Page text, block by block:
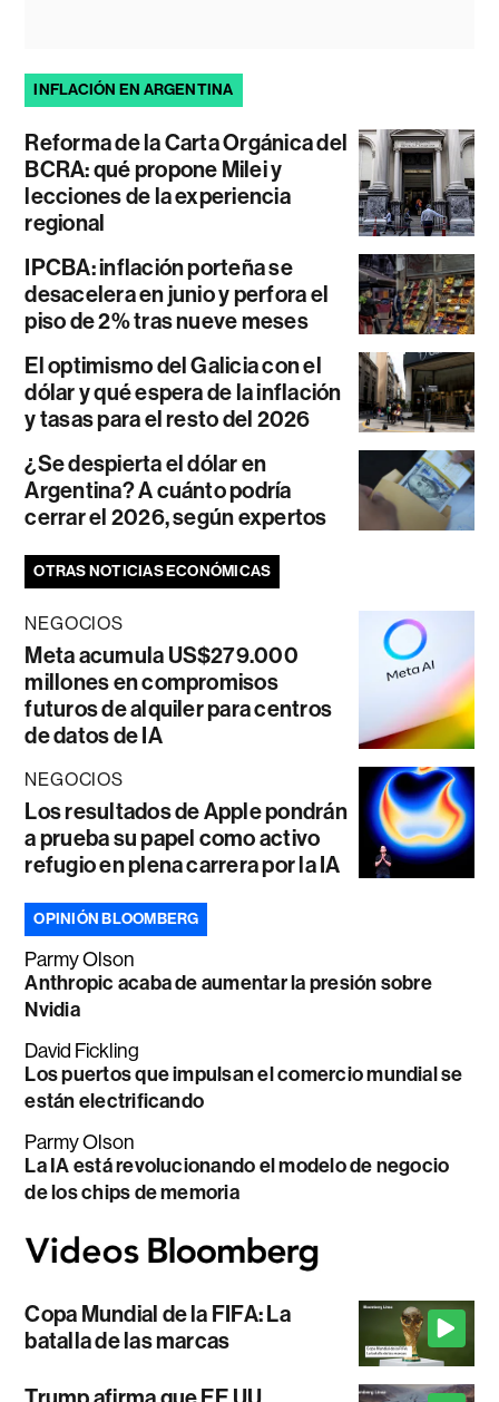
INFLACIÓN EN ARGENTINA
Reforma de la Carta Orgánica del
BCRA: qué propone Milei y
lecciones de la experiencia
regional
IPCBA: inflación porteña se
desacelera en junio y perfora el
piso de 2% tras nueve meses
El optimismo del Galicia con el
dólar y qué espera de la inflación
y tasas para el resto del 2026
¿Se despierta el dólar en
Argentina? A cuánto podría
cerrar el 2026, según expertos
OTRAS NOTICIAS ECONÓMICAS
NEGOCIOS
Meta acumula US$279.000
millones en compromisos
futuros de alquiler para centros
de datos de IA
NEGOCIOS
Los resultados de Apple pondrán
a prueba su papel como activo
refugio en plena carrera por la IA
OPINIÓN BLOOMBERG
Parmy Olson
Anthropic acaba de aumentar la presión sobre
Nvidia
David Fickling
Los puertos que impulsan el comercio mundial se
están electrificando
Parmy Olson
La IA está revolucionando el modelo de negocio
de los chips de memoria
Copa Mundial de la FIFA: La
batalla de las marcas